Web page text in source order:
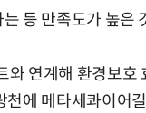
등 만족도가 높은
와 연계해 환경보
천에 메타세콰이